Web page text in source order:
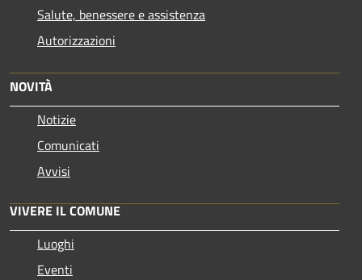
Salute, benessere e assistenza
Autorizzazioni
NOVITÀ
Notizie
Comunicati
Avvisi
VIVERE IL COMUNE
Luoghi
Eventi